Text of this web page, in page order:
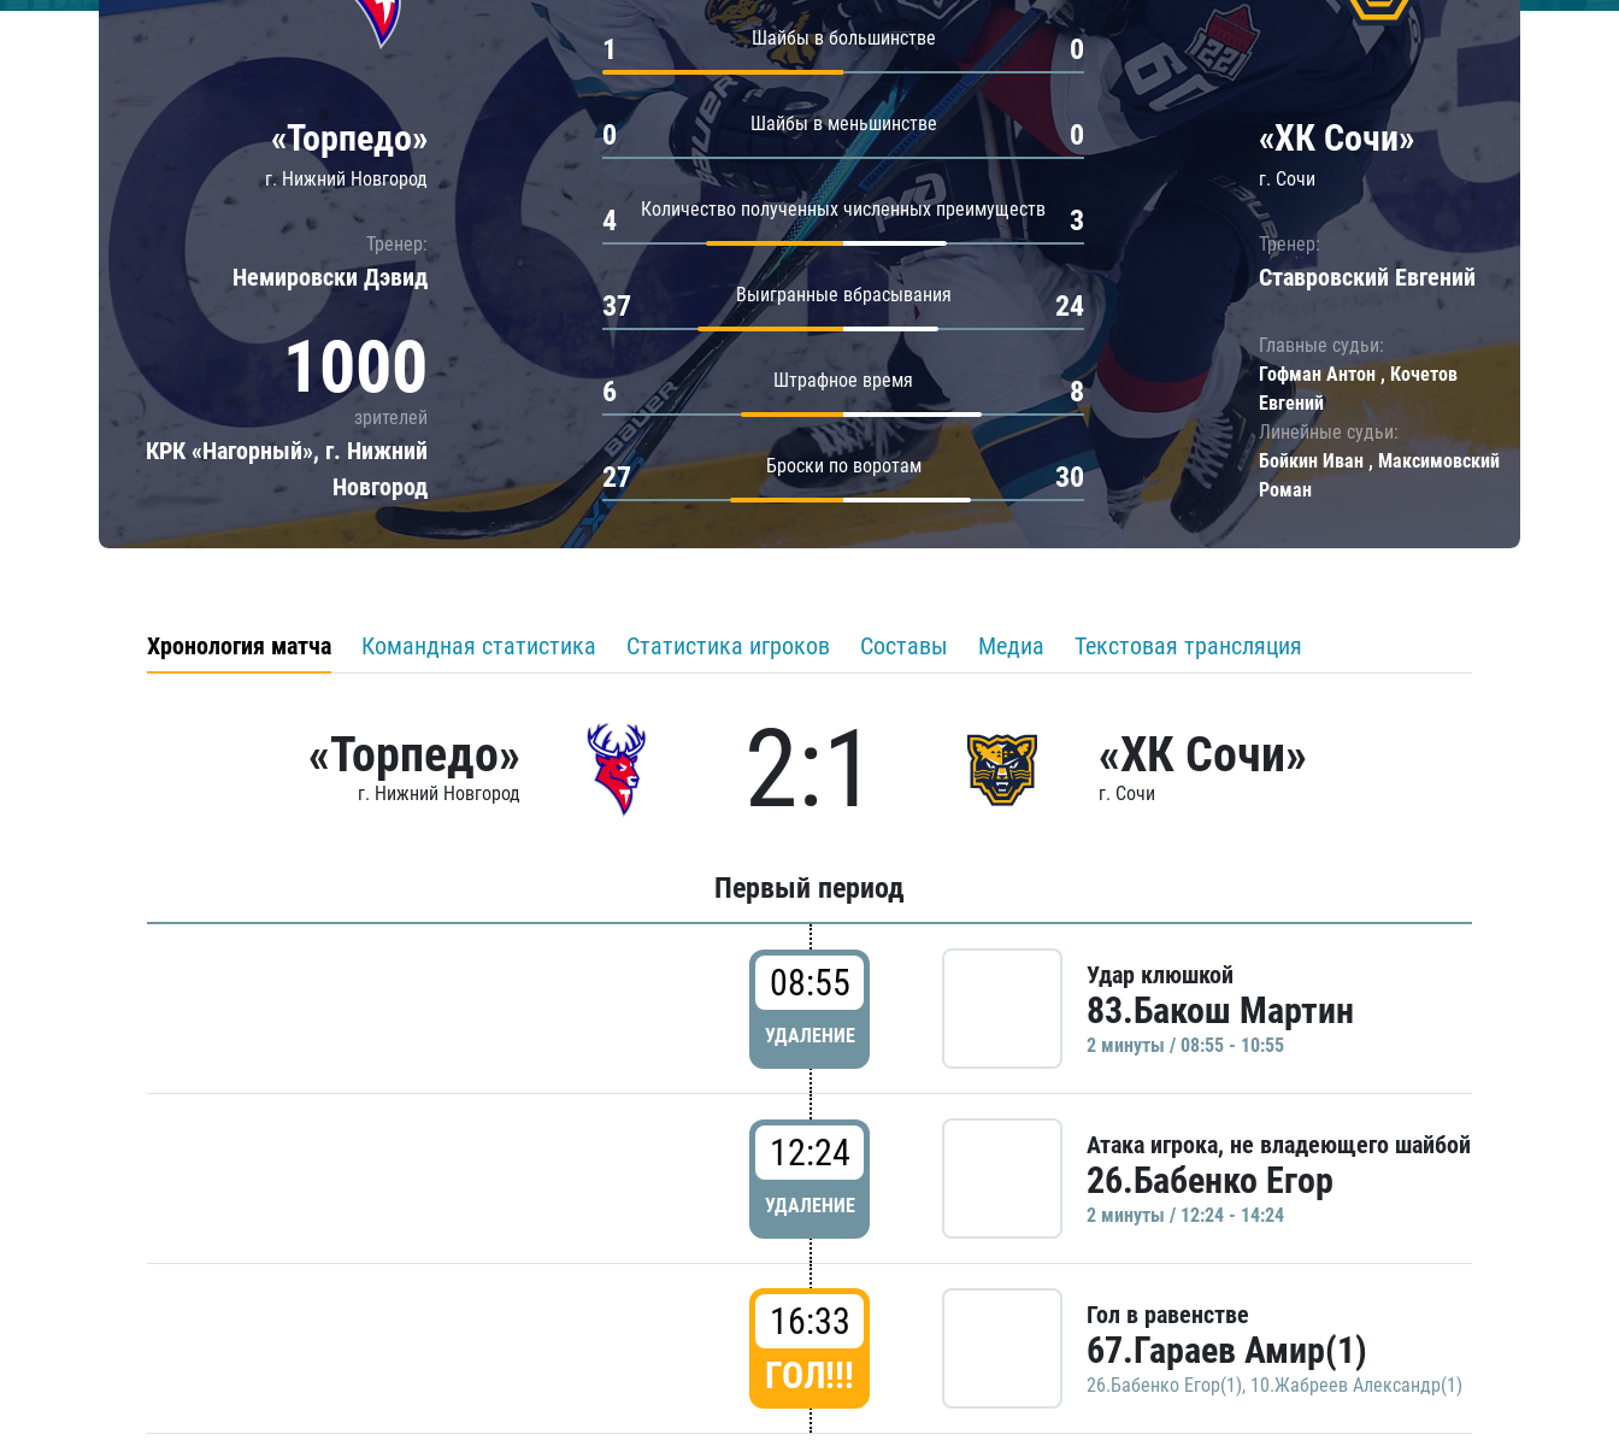
Локомотив
Северсталь
Шанхайские Драконы
Салават Юлаев
Сибирь
«Торпедо»
г. Нижний Новгород
Тренер:
Немировски Дэвид
1000
зрителей
КРК «Нагорный», г. Нижний
Новгород
Шайбы в большинстве
1 0
Шайбы в меньшинстве
0 0
Количество полученных численных преимуществ
4 3
Выигранные вбрасывания
37 24
Штрафное время
6 8
Броски по воротам
27 30
«ХК Сочи»
г. Сочи
Тренер:
Ставровский Евгений
Главные судьи:
Гофман Антон , Кочетов
Евгений
Линейные судьи:
Бойкин Иван , Максимовский
Роман
Хронология матча Командная статистика Статистика игроков Составы Медиа Текстовая трансляция
«Торпедо»
г. Нижний Новгород 2:1 «ХК Сочи»
г. Сочи
Первый период
08:55
УДАЛЕНИЕ
Удар клюшкой
83.Бакош Мартин
2 минуты / 08:55 - 10:55
12:24
УДАЛЕНИЕ
Атака игрока, не владеющего шайбой
26.Бабенко Егор
2 минуты / 12:24 - 14:24
16:33
ГОЛ!!!
Гол в равенстве
67.Гараев Амир(1)
26.Бабенко Егор(1), 10.Жабреев Александр(1)